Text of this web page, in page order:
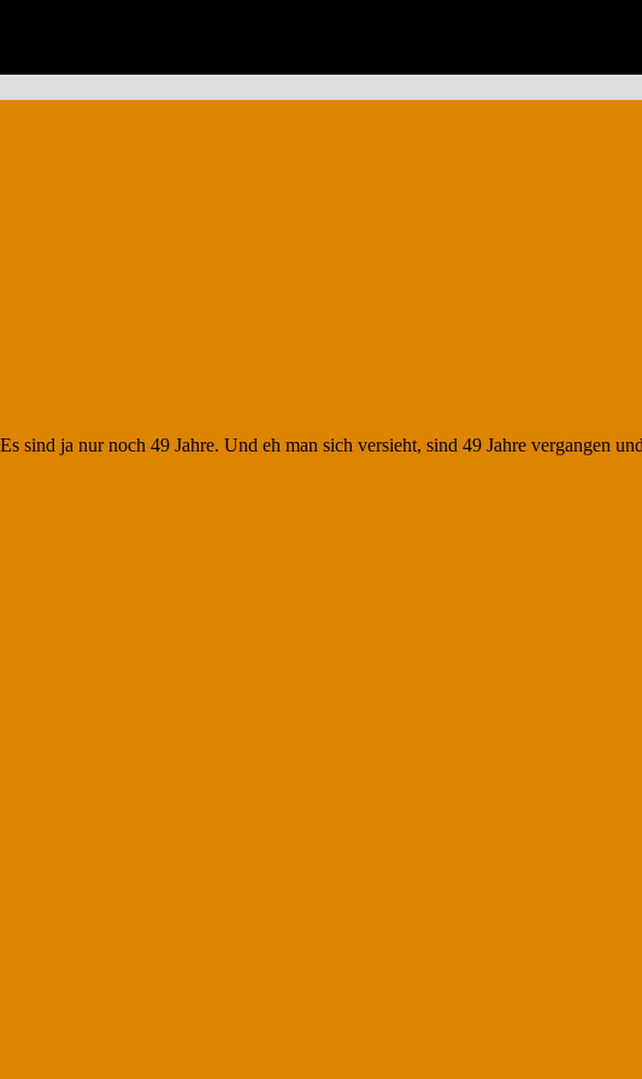
sind ja nur noch 49 Jahre. Und eh man sich versieht, sind 49 Jahre vergangen